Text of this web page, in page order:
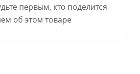
первым, кто поделится
об этом товаре